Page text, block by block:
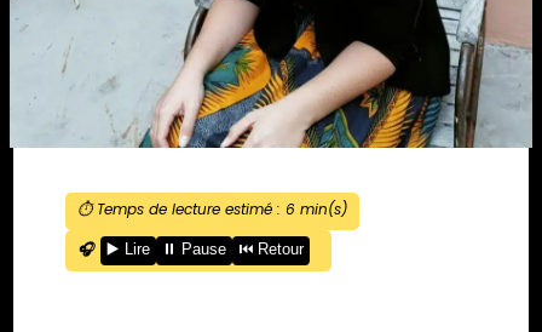
⏱️ Temps de lecture estimé : 6 min(s)
🎧
▶️ Lire ⏸️ Pause ⏮️ Retour